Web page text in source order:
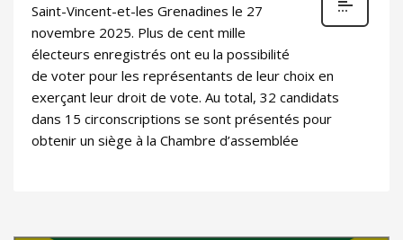
Saint-Vincent-et-les Grenadines le 27
novembre 2025. Plus de cent mille
électeurs enregistrés ont eu la possibilité
de voter pour les représentants de leur choix en
exerçant leur droit de vote. Au total, 32 candidats
dans 15 circonscriptions se sont présentés pour
obtenir un siège à la Chambre d’assemblée